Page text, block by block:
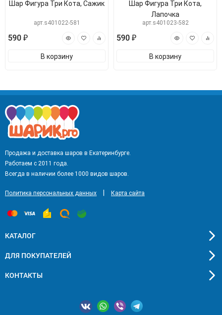
Шар Фигура Три Кота, Сажик
арт.s401022-581
590 ₽
В корзину
Шар Фигура Три Кота,
Лапочка
арт.s401023-582
590 ₽
В корзину
Продажа и доставка шаров в Екатеринбурге.
Работаем с 2011 года.
Всегда в наличии более 1000 видов шаров.
Политика персональных данных Карта сайта
КАТАЛОГ
ДЛЯ ПОКУПАТЕЛЕЙ
КОНТАКТЫ